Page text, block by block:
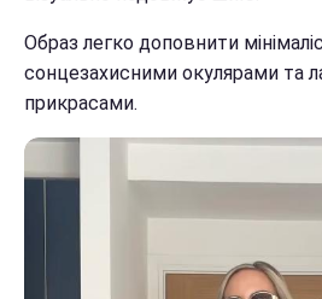
Образ легко доповнити
сонцезахисними окулярами та
прикрасами.